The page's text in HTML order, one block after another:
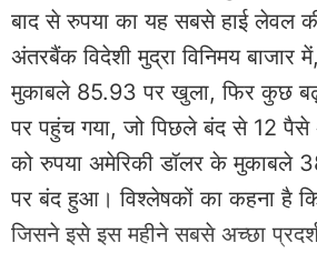
बाद से रुपया का यह सबसे हाई लेवल
अंतरबैंक विदेशी मुद्रा विनिमय बाजार
मुकाबले 85.93 पर खुला, फिर कुछ
पर पहुंच गया, जो पिछले बंद से 12
को रुपया अमेरिकी डॉलर के मुकाबले
पर बंद हुआ। विश्लेषकों का कहना है
जिसने इसे इस महीने सबसे अच्छा